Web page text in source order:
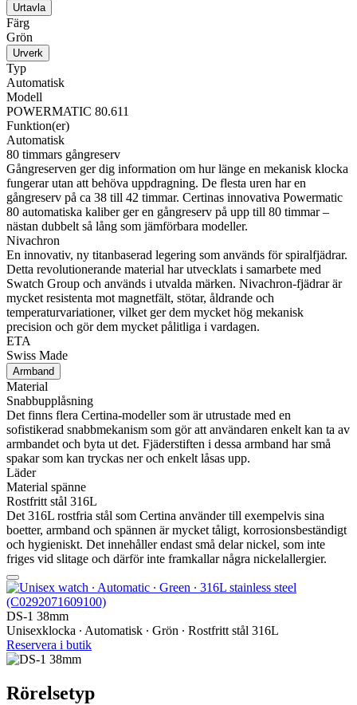
Urtavla
Färg
Grön
Urverk
Typ
Automatisk
Modell
POWERMATIC 80.611
Funktion(er)
Automatisk
80 timmars gångreserv
Gångreserven ger dig information om hur länge en mekanisk klocka
fungerar utan att behöva uppdragning. De flesta uren har en
gångreserv på ca 38 till 42 timmar. Certinas innovativa Powermatic
80 automatiska kaliber ger en gångreserv på upp till 80 timmar –
nästan dubbelt så lång som jämförbara modeller.
Nivachron
En innovativ, ny titanbaserad legering som används för spiralfjädrar.
Detta revolutionerande material har utvecklats i samarbete med
Swatch Group och används i utvalda märken. Nivachron-fjädrar är
mycket resistenta mot magnetfält, stötar, åldrande och
temperaturvariationer, vilket ger dem mycket hög mekanisk
precision och gör dem mycket pålitliga i vardagen.
ETA
Swiss Made
Armband
Material
Snabbupplåsning
Det finns flera Certina-modeller som är utrustade med en
sofistikerad snabbmekanism som gör att användaren enkelt kan ta av
armbandet och byta ut det. Fjäderstiften i dessa armband har små
spakar som kan tryckas ner och enkelt låsas upp.
Läder
Material spänne
Rostfritt stål 316L
Det 316L rostfria stål som Certina använder till exempelvis sina
boetter, armband och spännen är mycket tåligt, korrosionsbeständigt
och hygieniskt. Det innehåller endast små delar nickel, som inte
friges vid slitage och därför inte framkallar några nickelallergier.
DS-1 38mm
Unisexklocka ∙ Automatisk ∙ Grön ∙ Rostfritt stål 316L
Reservera i butik
Rörelsetyp